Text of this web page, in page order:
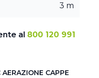
3 m
al 800 120 991
CAPPE